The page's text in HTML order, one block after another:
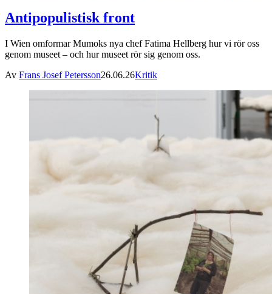
Antipopulistisk front
I Wien omformar Mumoks nya chef Fatima Hellberg hur vi rör oss
genom museet – och hur museet rör sig genom oss.
Av Frans Josef Petersson26.06.26Kritik